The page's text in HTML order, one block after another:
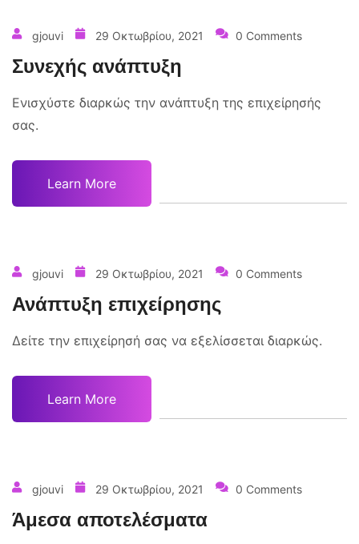
gjouvi 29 Οκτωβρίου, 2021 0 Comments
Συνεχής ανάπτυξη
Ενισχύστε διαρκώς την ανάπτυξη της επιχείρησής
σας.
Learn More
gjouvi 29 Οκτωβρίου, 2021 0 Comments
Ανάπτυξη επιχείρησης
Δείτε την επιχείρησή σας να εξελίσσεται διαρκώς.
Learn More
gjouvi 29 Οκτωβρίου, 2021 0 Comments
Άμεσα αποτελέσματα